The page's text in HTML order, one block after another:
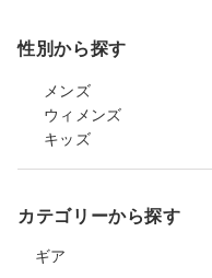
性別から探す
メンズ
ウィメンズ
キッズ
カテゴリーから探す
ギア